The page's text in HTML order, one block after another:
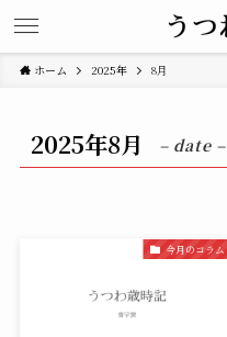
ホーム 2025年 8月
2025年8月 – date –
今月のコラム